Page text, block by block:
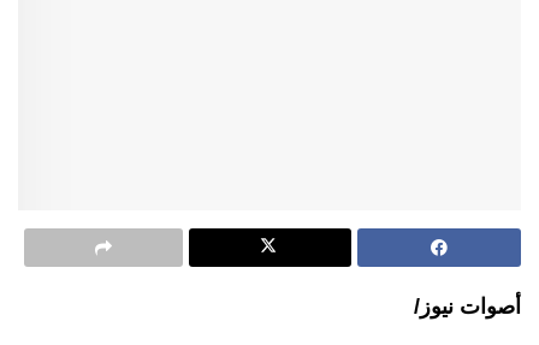
أصوات نيوز/